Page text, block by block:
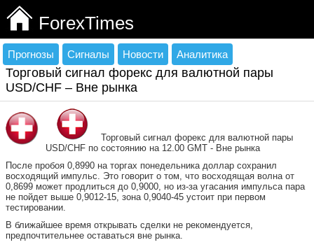
ForexTimes
Прогнозы Сигналы Новости Аналитика
Торговый сигнал форекс для валютной пары
USD/CHF – Вне рынка
Торговый сигнал форекс для валютной пары
USD/CHF по состоянию на 12.00 GMT - Вне рынка
После пробоя 0,8990 на торгах понедельника доллар сохранил
восходящий импульс. Это говорит о том, что восходящая волна от
0,8699 может продлиться до 0,9000, но из-за угасания импульса пара
не пойдет выше 0,9012-15, зона 0,9040-45 устоит при первом
тестировании.
В ближайшее время открывать сделки не рекомендуется,
предпочтительнее оставаться вне рынка.